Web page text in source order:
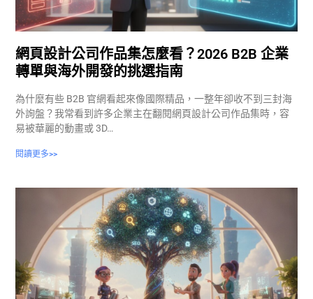
網頁設計公司作品集怎麼看？2026 B2B 企業
轉單與海外開發的挑選指南
為什麼有些 B2B 官網看起來像國際精品，一整年卻收不到三封海
外詢盤？我常看到許多企業主在翻閱網頁設計公司作品集時，容
易被華麗的動畫或 3D…
閱讀更多>>